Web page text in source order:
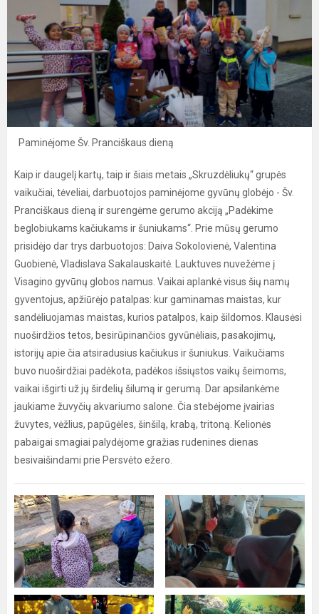
Paminėjome Šv. Pranciškaus dieną
Kaip ir daugelį kartų, taip ir šiais metais „Skruzdėliukų“ grupės
vaikučiai, tėveliai, darbuotojos paminėjome gyvūnų globėjo - Šv.
Pranciškaus dieną ir surengėme gerumo akciją „Padėkime
beglobiukams kačiukams ir šuniukams“. Prie mūsų gerumo
prisidėjo dar trys darbuotojos: Daiva Sokolovienė, Valentina
Guobienė, Vladislava Sakalauskaitė. Lauktuves nuvežėme į
Visagino gyvūnų globos namus. Vaikai aplankė visus šių namų
gyventojus, apžiūrėjo patalpas: kur gaminamas maistas, kur
sandėliuojamas maistas, kurios patalpos, kaip šildomos. Klausėsi
nuoširdžios tetos, besirūpinančios gyvūnėliais, pasakojimų,
istorijų apie čia atsiradusius kačiukus ir šuniukus. Vaikučiams
buvo nuoširdžiai padėkota, padėkos išsiųstos vaikų šeimoms,
vaikai išgirti už jų širdelių šilumą ir gerumą. Dar apsilankėme
jaukiame žuvyčių akvariumo salone. Čia stebėjome įvairias
žuvytes, vėžlius, papūgėles, šinšilą, krabą, tritoną. Kelionės
pabaigai smagiai palydėjome gražias rudenines dienas
besivaišindami prie Persvėto ežero.